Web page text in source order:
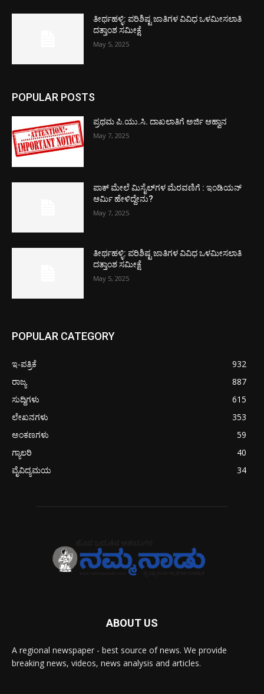
ತೀರ್ಥಹಳ್ಳಿ: ಪರಿಶಿಷ್ಟ ಜಾತಿಗಳ ವಿವಿಧ ಒಳಮೀಸಲಾತಿ
ದತ್ತಾಂಶ ಸಮೀಕ್ಷೆ
May 5, 2025
POPULAR POSTS
ಪ್ರಥಮ ಪಿ.ಯು.ಸಿ. ದಾಖಲಾತಿಗೆ ಅರ್ಜಿ ಆಹ್ವಾನ
May 7, 2025
ಪಾಕ್​ ಮೇಲೆ ಮಿಸೈಲ್​ಗಳ ಮೆರವಣಿಗೆ : ಇಂಡಿಯನ್
ಆರ್ಮಿ ಹೇಳಿದ್ದೇನು?
May 7, 2025
ತೀರ್ಥಹಳ್ಳಿ: ಪರಿಶಿಷ್ಟ ಜಾತಿಗಳ ವಿವಿಧ ಒಳಮೀಸಲಾತಿ
ದತ್ತಾಂಶ ಸಮೀಕ್ಷೆ
May 5, 2025
POPULAR CATEGORY
ಇ-ಪತ್ರಿಕೆ
932
ರಾಜ್ಯ
887
ಸುದ್ದಿಗಳು
615
ಲೇಖನಗಳು
353
ಅಂಕಣಗಳು
59
ಗ್ಯಾಲರಿ
40
ವೈವಿದ್ಯಮಯ
34
ABOUT US
A regional newspaper - best source of news. We provide
breaking news, videos, news analysis and articles.